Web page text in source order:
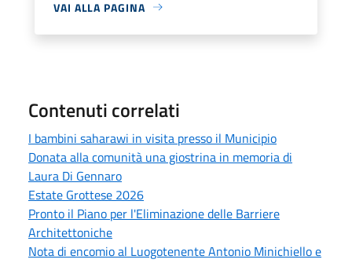
VAI ALLA PAGINA
Contenuti correlati
I bambini saharawi in visita presso il Municipio
Donata alla comunità una giostrina in memoria di
Laura Di Gennaro
Estate Grottese 2026
Pronto il Piano per l'Eliminazione delle Barriere
Architettoniche
Nota di encomio al Luogotenente Antonio Minichiello e